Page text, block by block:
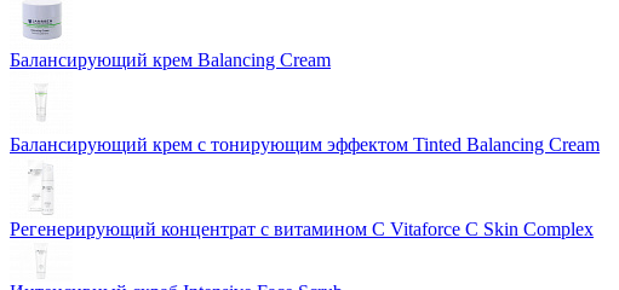
Балансирующий крем Balancing Cream
Балансирующий крем с тонирующим эффектом Tinted Balancing Cream
Регенерирующий концентрат с витамином С Vitaforce C Skin Complex